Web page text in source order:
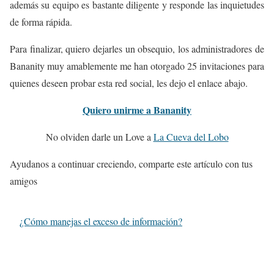
además su equipo es bastante diligente y responde las inquietudes
de forma rápida.
Para finalizar, quiero dejarles un obsequio, los administradores de
Bananity muy amablemente me han otorgado 25 invitaciones para
quienes deseen probar esta red social, les dejo el enlace abajo.
Quiero unirme a Bananity
No olviden darle un Love a La Cueva del Lobo
Ayudanos a continuar creciendo, comparte este artículo con tus
amigos
¿Cómo manejas el exceso de información?